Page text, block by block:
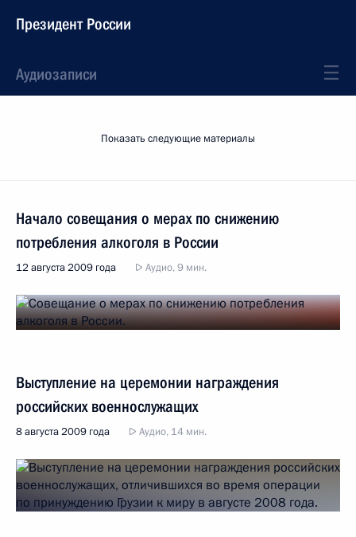
Президент России
Аудиозаписи
Показать следующие материалы
Начало совещания о мерах по снижению
потребления алкоголя в России
12 августа 2009 года Аудио, 9 мин.
Выступление на церемонии награждения
российских военнослужащих
8 августа 2009 года Аудио, 14 мин.